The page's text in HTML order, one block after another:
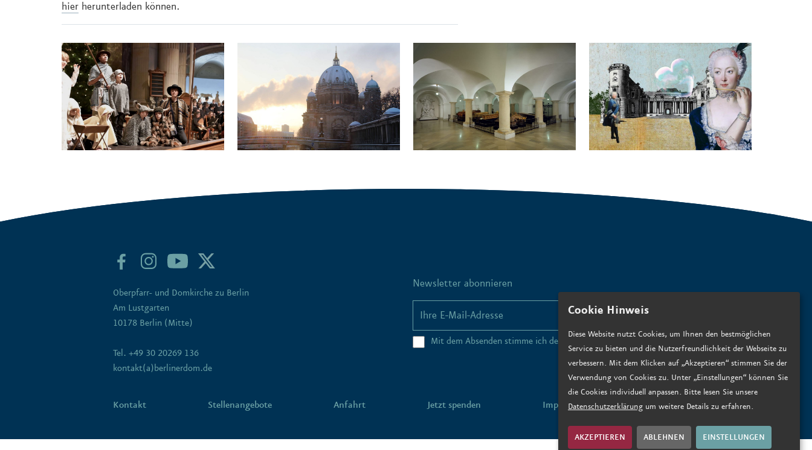
Cookie Hinweis
Diese Website nutzt Cookies, um Ihnen den bestmöglichen
Service zu bieten und die Nutzerfreundlichkeit der Webseite zu
verbessern. Mit dem Klicken auf „Akzeptieren“ stimmen Sie der
Verwendung von Cookies zu. Unter „Einstellungen“ können Sie
die Cookies individuell anpassen. Bitte lesen Sie unsere
Datenschutzerklärung um weitere Details zu erfahren.
AKZEPTIEREN ABLEHNEN EINSTELLUNGEN
hier herunterladen können.
Oberpfarr- und Domkirche zu Berlin
Am Lustgarten
10178 Berlin (Mitte)
Tel. +49 30 20269 136
kontakt(a)berlinerdom.de
Newsletter abonnieren
Mit dem Absenden stimme ich den Datenschutzbedingungen zu
Kontakt Stellenangebote Anfahrt Jetzt spenden Impressum Datenschutz